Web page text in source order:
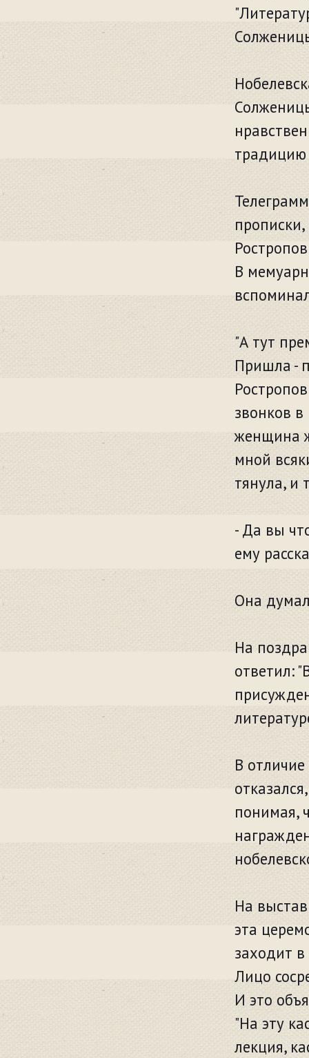
традицию
В
"А тут
Пришла -
звонков
женщина
мной
тянула, и
- Да вы
ему
Она
На
ответил:
В
понимая,
На
эта
заходит в
Лицо
И это
"На эту
лекция,